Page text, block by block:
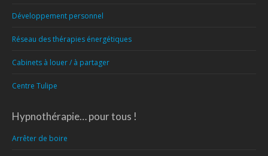
Développement personnel
Réseau des thérapies énergétiques
Cabinets à louer / à partager
Centre Tulipe
Hypnothérapie… pour tous !
Arrêter de boire